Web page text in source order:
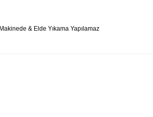
& Elde Yıkama Yapılamaz